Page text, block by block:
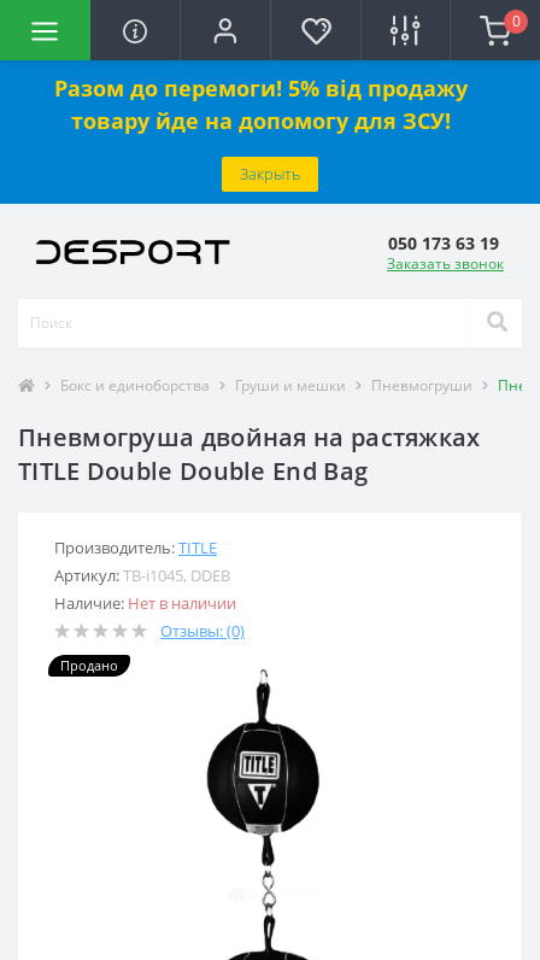
Разом до перемоги! 5% від продажу
товару йде на допомогу для ЗСУ!
Закрыть
0
050 173 63 19
Заказать звонок
Бокс и единоборства Груши и мешки Пневмогруши
Пневмогруша двойная на растяжках
TITLE Double Double End Bag
Производитель:TITLE
Артикул:TB-i1045, DDEB
Наличие: Нет в наличии
Отзывы: (0)
Продано